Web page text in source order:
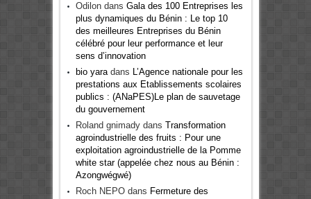
Odilondans Gala des 100 Entreprises les
plus dynamiques du Bénin : Le top 10
des meilleures Entreprises du Bénin
célébré pour leur performance et leur
sens d’innovation
bio yaradans L’Agence nationale pour les
prestations aux Etablissements scolaires
publics : (ANaPES)Le plan de sauvetage
du gouvernement
Roland gnimadydans Transformation
agroindustrielle des fruits : Pour une
exploitation agroindustrielle de la Pomme
white star (appelée chez nous au Bénin :
Azongwégwé)
Roch NEPOdans Fermeture des